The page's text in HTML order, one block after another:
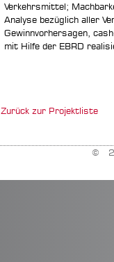
Verkehrsmittel;
Analyse bezüglich aller
Gewinnvorhersagen,
mit Hilfe der EBRD
Zurück zur Projektliste
©